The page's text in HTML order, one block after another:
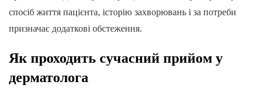
спосіб життя пацієнта, історію захворювань і за потреби
призначає додаткові обстеження.
Як проходить сучасний прийом у
дерматолога